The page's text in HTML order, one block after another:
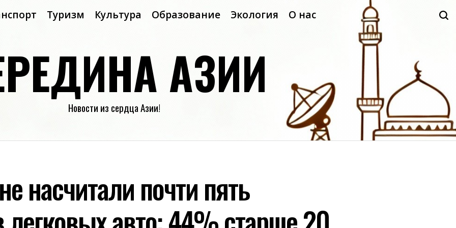
Туризм Культура Образование Экология О нас
АЗИИ
Новости из сердца Азии!
насчитали почти пять